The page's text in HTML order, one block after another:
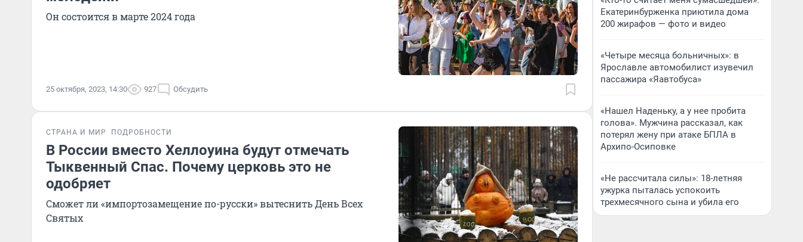
Он состоится в марте 2024 года
25 октября, 2023, 14:30 927 Обсудить
СТРАНА И МИР ПОДРОБНОСТИ
В России вместо Хеллоуина будут отмечать
Тыквенный Спас. Почему церковь это не
одобряет
Сможет ли «импортозамещение по-русски» вытеснить День Всех
Святых
Екатеринбурженка приютила дома
200 жирафов — фото и видео
«Четыре месяца больничных»: в
Ярославле автомобилист изувечил
пассажира «Яавтобуса»
«Нашел Наденьку, а у нее пробита
голова». Мужчина рассказал, как
потерял жену при атаке БПЛА в
Архипо-Осиповке
«Не рассчитала силы»: 18-летняя
ужурка пыталась успокоить
трехмесячного сына и убила его